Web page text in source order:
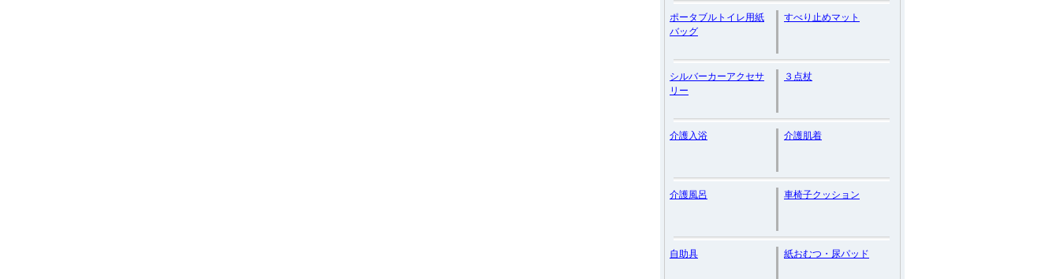
ポータブルトイレ用紙
バッグ
すべり止めマット
シルバーカーアクセサ
リー
３点杖
介護入浴 介護肌着
介護風呂 車椅子クッション
自助具 紙おむつ・尿パッド